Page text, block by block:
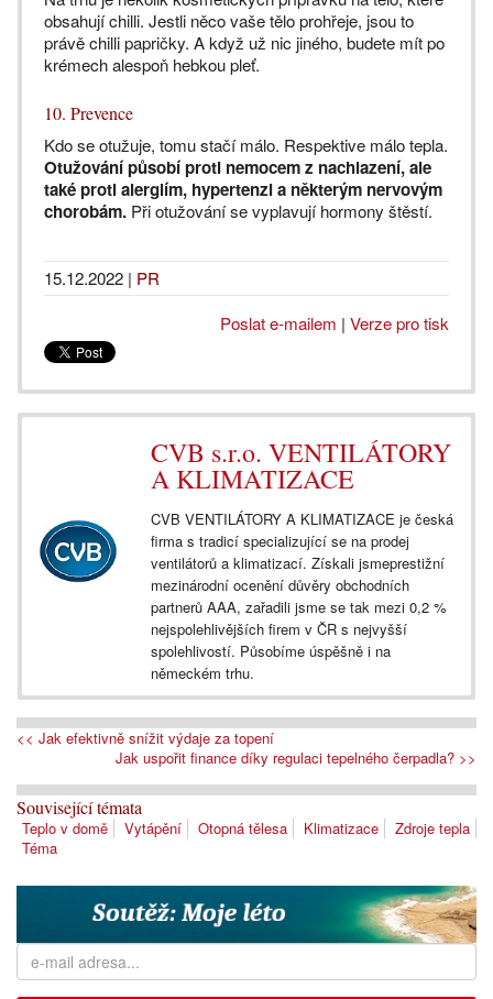
obsahují chilli. Jestli něco vaše tělo prohřeje, jsou to
právě chilli papričky. A když už nic jiného, budete mít po
krémech alespoň hebkou pleť.
10. Prevence
Kdo se otužuje, tomu stačí málo. Respektive málo tepla.
Otužování působí proti nemocem z nachlazení, ale
také proti alergiím, hypertenzi a některým nervovým
chorobám. Při otužování se vyplavují hormony štěstí.
15.12.2022 | PR
Poslat e-mailem | Verze pro tisk
CVB s.r.o. VENTILÁTORY
A KLIMATIZACE
CVB VENTILÁTORY A KLIMATIZACE je česká
firma s tradicí specializující se na prodej
ventilátorů a klimatizací. Získali jsmeprestižní
mezinárodní ocenění důvěry obchodních
partnerů AAA, zařadili jsme se tak mezi 0,2 %
nejspolehlivějších firem v ČR s nejvyšší
spolehlivostí. Působíme úspěšně i na
německém trhu.
<< Jak efektivně snížit výdaje za topení
Jak uspořit finance díky regulaci tepelného čerpadla? >>
Související témata
Teplo v domě Vytápění Otopná tělesa Klimatizace
Zdroje tepla
Téma